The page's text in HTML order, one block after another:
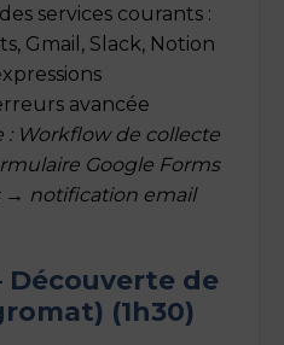
services courants :
Gmail, Slack, Notion
avancée
: Workflow de collecte
Google Forms
→ notification email
de
(1h30)